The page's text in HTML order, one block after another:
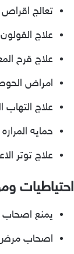
تعالج
علاج
علاج قرح
امراض
علاج التهاب
حمايه
علاج توتر
احتياطيات
يمنع اصحاب
اصحاب مرض